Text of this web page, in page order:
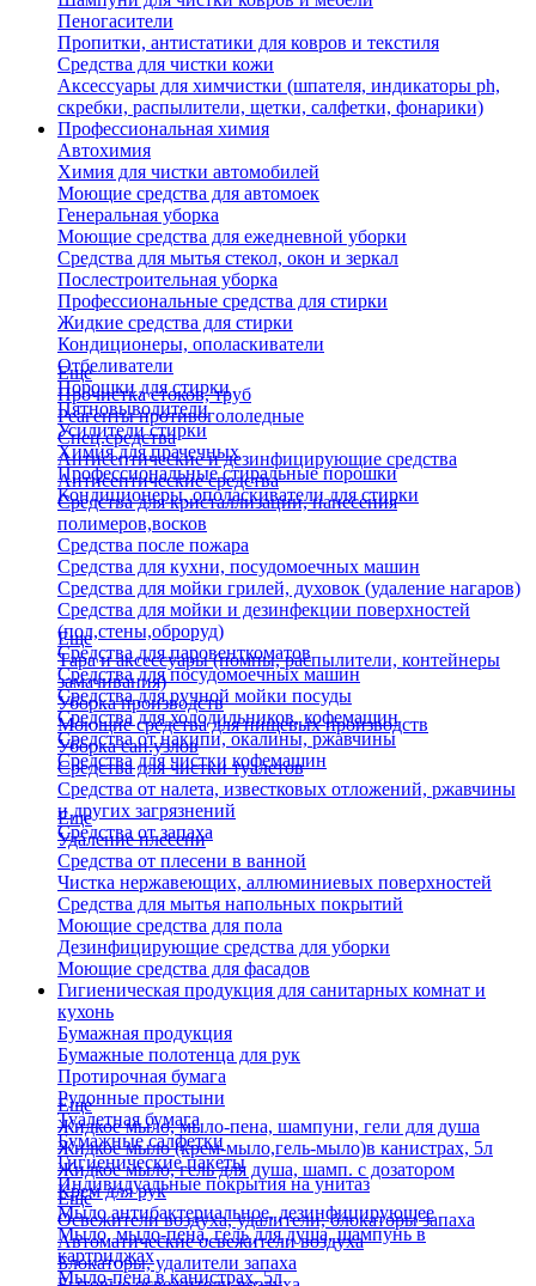
Пеногасители
Пропитки, антистатики для ковров и текстиля
Средства для чистки кожи
Аксессуары для химчистки (шпателя, индикаторы ph,
скребки, распылители, щетки, салфетки, фонарики)
Профессиональная химия
Автохимия
Химия для чистки автомобилей
Моющие средства для автомоек
Генеральная уборка
Моющие средства для ежедневной уборки
Средства для мытья стекол, окон и зеркал
Послестроительная уборка
Профессиональные средства для стирки
Жидкие средства для стирки
Кондиционеры, ополаскиватели
Отбеливатели
Порошки для стирки
Пятновыводители
Усилители стирки
Химия для прачечных
Профессиональные стиральные порошки
Кондиционеры, ополаскиватели для стирки
Еще
Прочистка стоков, труб
Реагенты противогололедные
Спец.средства
Антисептические и дезинфицирующие средства
Антисептические средства
Средства для кристаллизации, нанесения
полимеров,восков
Средства после пожара
Средства для кухни, посудомоечных машин
Средства для мойки грилей, духовок (удаление нагаров)
Средства для мойки и дезинфекции поверхностей
(пол,стены,оброруд)
Средства для паровенткоматов
Средства для посудомоечных машин
Средства для ручной мойки посуды
Средства для холодильников, кофемашин
Средства от накипи, окалины, ржавчины
Средства для чистки кофемашин
Еще
Тара и аксессуары (помпы, распылители, контейнеры
замачивания)
Уборка производств
Моющие средства для пищевых производств
Уборка сан.узлов
Средства для чистки туалетов
Средства от налета, известковых отложений, ржавчины
и других загрязнений
Средства от запаха
Еще
Удаление плесени
Средства от плесени в ванной
Чистка нержавеющих, аллюминиевых поверхностей
Средства для мытья напольных покрытий
Моющие средства для пола
Дезинфицирующие средства для уборки
Моющие средства для фасадов
Гигиеническая продукция для санитарных комнат и
кухонь
Бумажная продукция
Бумажные полотенца для рук
Протирочная бумага
Рулонные простыни
Туалетная бумага
Бумажные салфетки
Гигиенические пакеты
Индивидуальные покрытия на унитаз
Еще
Жидкое мыло, мыло-пена, шампуни, гели для душа
Жидкое мыло (крем-мыло,гель-мыло)в канистрах, 5л
Жидкое мыло, гель для душа, шамп. с дозатором
Крем для рук
Мыло антибактериальное, дезинфицирующее
Мыло, мыло-пена, гель для душа, шампунь в
картриджах
Мыло-пена в канистрах, 5л
Еще
Освежители воздуха, удалители, блокаторы запаха
Автоматические освежители воздуха
Блокаторы, удалители запаха